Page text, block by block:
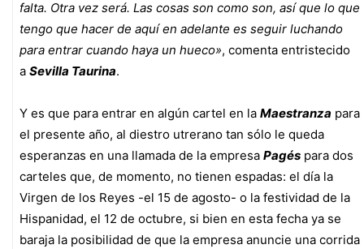
falta. Otra vez será. Las cosas son como son, así que lo que
tengo que hacer de aquí en adelante es seguir luchando
para entrar cuando haya un hueco», comenta entristecido
a Sevilla Taurina.
Y es que para entrar en algún cartel en la Maestranza para
el presente año, al diestro utrerano tan sólo le queda
esperanzas en una llamada de la empresa Pagés para dos
carteles que, de momento, no tienen espadas: el día la
Virgen de los Reyes -el 15 de agosto- o la festividad de la
Hispanidad, el 12 de octubre, si bien en esta fecha ya se
baraja la posibilidad de que la empresa anuncie una corrida